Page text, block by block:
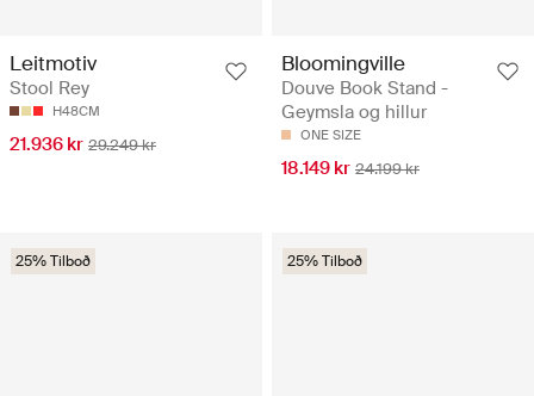
Leitmotiv
Stool Rey
H48CM
21.936 kr 29.249 kr
Bloomingville
Douve Book Stand -
Geymsla og hillur
ONE SIZE
18.149 kr 24.199 kr
25% Tilboð 25% Tilboð